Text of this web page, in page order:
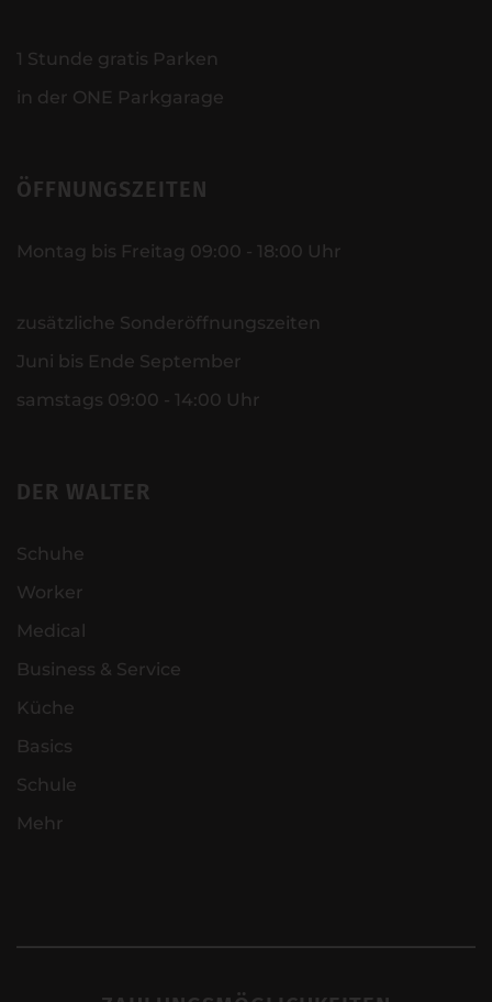
1 Stunde gratis Parken
in der ONE Parkgarage
ÖFFNUNGSZEITEN
Montag bis Freitag 09:00 - 18:00 Uhr
zusätzliche Sonderöffnungszeiten
Juni bis Ende September
samstags 09:00 - 14:00 Uhr
DER WALTER
Schuhe
Worker
Medical
Business & Service
Küche
Basics
Schule
Mehr